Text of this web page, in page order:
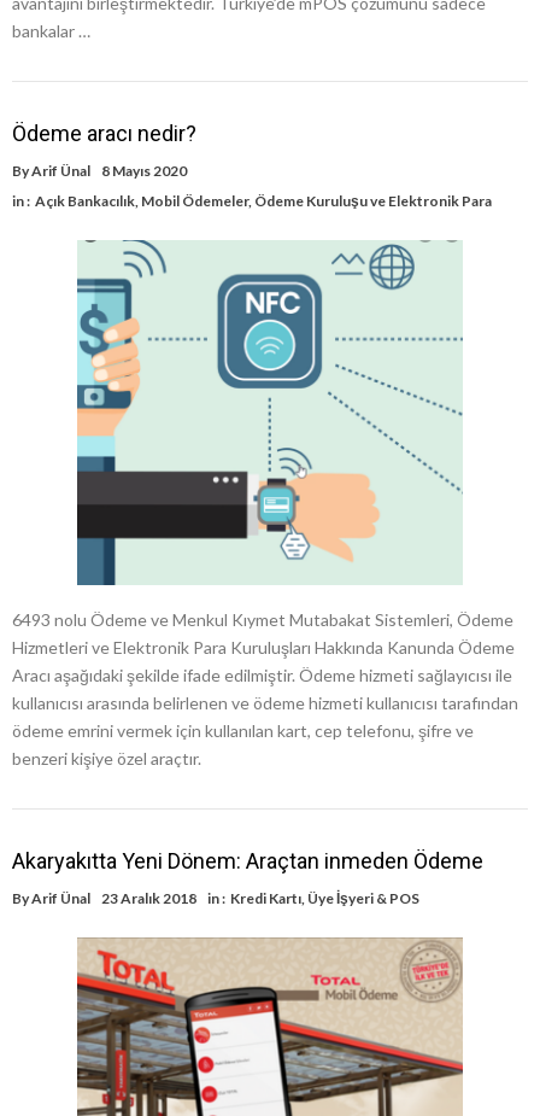
bankalar …
Ödeme aracı nedir?
ByArif Ünal
8 Mayıs 2020
in : Açık Bankacılık, Mobil Ödemeler, Ödeme Kuruluşu ve Elektronik Para
6493 nolu Ödeme ve Menkul Kıymet Mutabakat Sistemleri, Ödeme
Hizmetleri ve Elektronik Para Kuruluşları Hakkında Kanunda Ödeme
Aracı aşağıdaki şekilde ifade edilmiştir. Ödeme hizmeti sağlayıcısı ile
kullanıcısı arasında belirlenen ve ödeme hizmeti kullanıcısı tarafından
ödeme emrini vermek için kullanılan kart, cep telefonu, şifre ve
benzeri kişiye özel araçtır.
Akaryakıtta Yeni Dönem: Araçtan inmeden Ödeme
ByArif Ünal 23 Aralık 2018 in : Kredi Kartı Üye İşyeri & POS